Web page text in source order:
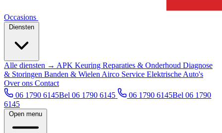
Occasions
Alle diensten → APK Keuring Reparaties & Onderhoud Diagnose
& Storingen Banden & Wielen Airco Service Elektrische Auto's
Over ons Contact
06 1790 6145Bel 06 1790 6145 06 1790 6145Bel 06 1790
6145
Open menu